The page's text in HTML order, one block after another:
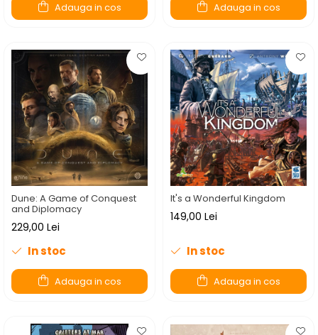
Adauga in cos Adauga in cos
Dune: A Game of Conquest
and Diplomacy
229,00 Lei
In stoc
Adauga in cos
It's a Wonderful Kingdom
149,00 Lei
In stoc
Adauga in cos